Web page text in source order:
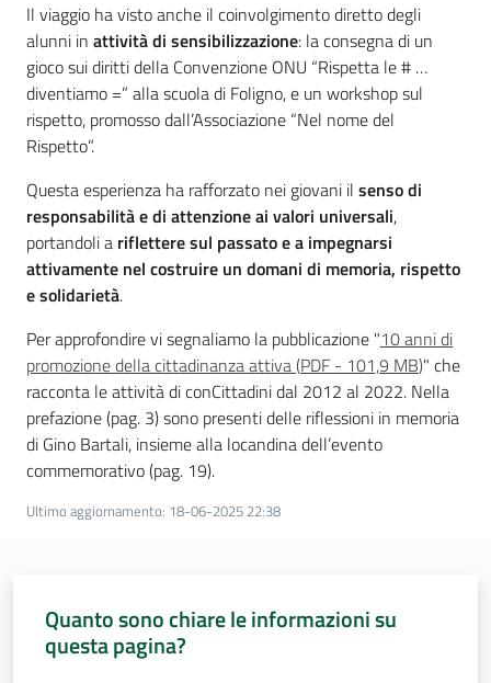
Il viaggio ha visto anche il coinvolgimento diretto degli
alunni in attività di sensibilizzazione: la consegna di un
gioco sui diritti della Convenzione ONU “Rispetta le # …
diventiamo =” alla scuola di Foligno, e un workshop sul
rispetto, promosso dall’Associazione “Nel nome del
Rispetto”.
Questa esperienza ha rafforzato nei giovani il senso di
responsabilità e di attenzione ai valori universali,
portandoli a riflettere sul passato e a impegnarsi
attivamente nel costruire un domani di memoria, rispetto
e solidarietà.
Per approfondire vi segnaliamo la pubblicazione "10 anni di
promozione della cittadinanza attiva(PDF - 101,9 MB)" che
racconta le attività di conCittadini dal 2012 al 2022. Nella
prefazione (pag. 3) sono presenti delle riflessioni in memoria
di Gino Bartali, insieme alla locandina dell’evento
commemorativo (pag. 19).
Ultimo aggiornamento: 18-06-2025 22:38
Quanto sono chiare le informazioni su
questa pagina?